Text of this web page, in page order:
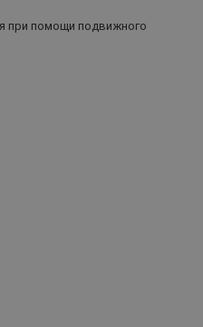
при помощи подвижного